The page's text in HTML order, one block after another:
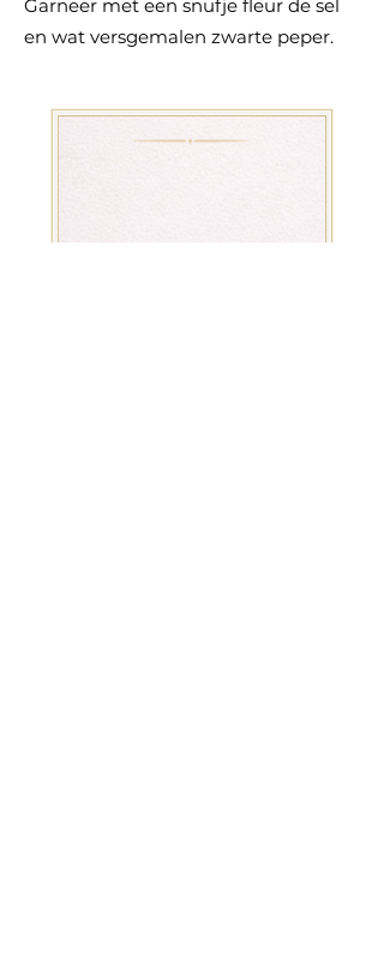
Garneer met een snufje fleur de sel
en wat versgemalen zwarte peper.